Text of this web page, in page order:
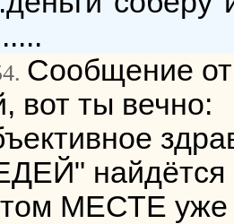
Сообщение
вот ты вечно:
МЕСТЕ уже